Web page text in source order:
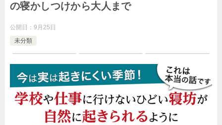
の寝かしつけから大人まで
公開日： 9月25日
未分類